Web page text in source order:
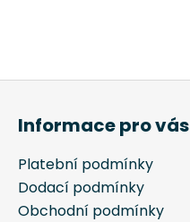
Z
Informace pro vás
Platební podmínky
Dodací podmínky
Obchodní podmínky